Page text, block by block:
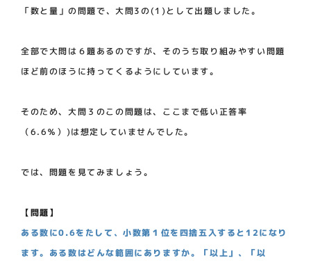
「数と量」の問題で、大問3の(1)として出題しました。
全部で大問は６題あるのですが、そのうち取り組みやすい問題
ほど前のほうに持ってくるようにしています。
そのため、大問３のこの問題は、ここまで低い正答率
（6.6％）)は想定していませんでした。
では、問題を見てみましょう。
【問題】
ある数に0.6をたして、小数第１位を四捨五入すると12になり
ます。ある数はどんな範囲にありますか。「以上」、「以